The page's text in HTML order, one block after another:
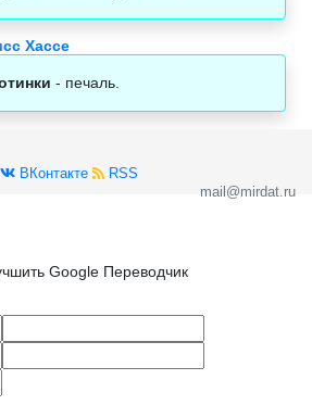
Хассе
- печаль.
ВКонтакте
RSS
mail@mirdat.ru
Google Переводчик